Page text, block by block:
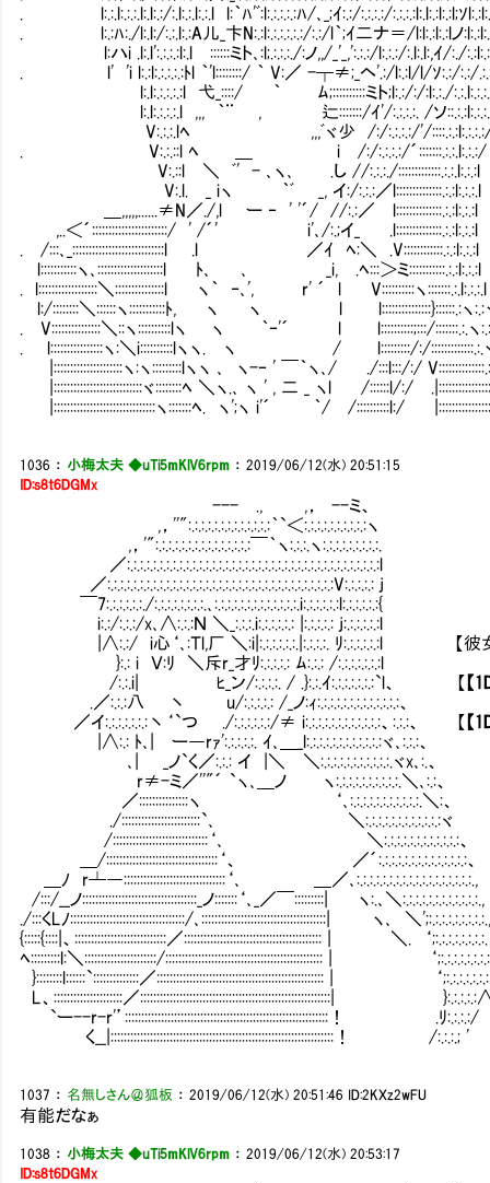
. l:.:.l:.:.:.l:.l:.:/:.l:.:.l:.:.l l:｀ﾊ'ﾞ:l:.:.:.:.:ﾊ/､_;ｲ:.:/:.:.:.:/:.:.:.:l:.l:.:l:.:l;ｿ
. l:.:ﾊ:./l:.l:/:.:.l:.:A儿_卞N:.:l:.:.:.:.:.:/:.:/l｀;ｲ二ナ＝/l:l:.:l:.:lノ
l:ハi .l:.l':.:.:.:l:.lⅥ::::::ミト､:l;.:.:.:./:ノ,,/_'_,':.:.:/l:.:.:/:.l:.l:,ｲ/:./
. l' 'i l:.:l:.:.:.:.:ﾄl ｀'l::::::::/ ｀ V:／ -┬≠;_ヘ'.:/l:.:l/l/ｿ:.:/:.:/
l:.l:.:.:.:.:l 弋_::::/ ｀ ﾑ;::::::::::ミト;l:.:/:/:l:.:./:.:.l:.:.:.:.l
l:.l:.:.:.:.l ,,, ｀¨ , 辷:::::::/ｲ'/:.:.:.:. /ソ
V:.:.:.lﾍ ,,,ﾞヾ少 /:/:.:.:.:/'/
. V:.:.::l ﾍ ＿ i /:/:.:.:.:/´:::::::.:.:.l:.:.:/
V:.::l ＼ ﾞ' - ､ヽ､ .し //:.:.:./:::::::::::::.:.:.l:.:.:l
V:.l. _ iヽ ｀ﾞ _, イ:/:.:.:／l::::::::::::::.:.:l:.:.:.l
＿,,,,,......≠N／./,l ー ‐ ' '´/ //:.:／ l::::::::::::::.:.:l:.:.:l
,..＜´:::::::::::::::::::::::/ ' /´' i'､/:.;イ_ .l::::::::::::::.:.:l:.:.:l
. /:::､_::::::::::::::::::::::::::::l .l ／ｲ ﾍ:＼ .V::::::::::::.:.:l:.:.:l
l:::::::::::ヽ､::::::::::::::::::::l ﾄ､ ､ _i, .ﾍ:::＞ミ:::::::::::.:.:l:.:.:l
. l::::::::::::::::::＼:::::::::::::::l ヽ｀ ‐､', r' ´ l V::::::::::ヽ:::::::.:.l:.:.:.l
l:/::::::::＼::::::ヽ:::::::::::ﾄ, ヽ ヽ l l:::::::::::::::}::::::.:ヽ:.:
. V:::::::::::::::＼::ヽ::::::::::lヽ ヽ ｀‐'´ l l::::::::::;:::/:::::::.:.ヽ:.:
. l::::::::::::::::ヽ:＼i::::::::::lヽヽ. ヽ / l:::::::::/:/:::::::::::::.:.ヽ
|:::::::::::::::::::::ヽ:ヽ:::::::::lヽヽ ､ ヽ-‐ ' ￣｀ヽ､/ ./:::l:::/:/ V::::::::::::::.:
|:::::::::::::::::::::::::::ヾ::::::::ﾍ ＼ヽ.､ ヽ ' , 二 _ ヽl /::::::l/:/
|:::::::::::::::::::::::::::::::ヽ:::::::ﾍ. ヽ';ヽ i'´ ｀/ /::::::::::l:/
1036 ： 小梅太夫 ◆uTi5mKlV6rpm ：2019/06/12(水) 20:51:15
ID:s8t6DGMx
--- ., ,， --ミ、
,，''":.:.:.:.:.:.:.:.:.:.:.:.:｀`＜:.:.:.:.:.:.:.:.:.:ヽ
,，'":.:.:.:.:.:.:.:.:.:.:.:.:.:.:￣｀ヽ:.:.:.ヽ:.:.:.:.:.:.:.:.:.
／:.:.:.:.:.:.:.:.:.:.:.:.:.:.:.:.:.:.:.:.:.:.:.:.:.:.:.:.:.:.:.:.:.:.:.:.:.:.:l
／:.:.:.:.:.:.:.:.:.:.:.:.:.:.:.:.:.:.:.:.:.:.:.:.:.:.:.:.:.:.:.:.:.:.:V:.:.:.:.: j
￣7:.:.:.:.:.:./:.:.:.:.:.:.:.:.､:.:.:.:.:.:.:.:.:.:.:.:.:.i:.:.:.:.:.:l:.:.:.:.:.:{
i:.:/:.:.:/x､∧:.:.:Ｎ ＼_:.:.:.i:.:.:.:.:.: |:.:.:.:.: j:.:.:.:.:.:l
|∧:.:/ i心‘､:Ｔl,厂 ＼:i|:.:.:.:.:.:.|:.:.:.:. ﾘ:.:.:.:.:.:l 【彼女は
}:.: i Ｖ:ﾘ ＼斥r_才ﾘ:.:.:.:.: ﾑ:.:.: /:.:.:.:.:.:.:l
/:.:.i| ﾋ_ン/:.:.:.:. / .}:.:.ｲ:.:.:.:.:.:.:`l、 【 【
.／:.:.:八 丶 u/:.:.:.:.: /_ノ:ｨ:.:.:.:.:.:.:.:.:.:.:.:.:、
／イ:.:.:.:.:.:.:丶‘`つ ./:.:.:.:.:.:/≠ i:.:.:.:.:.:.:.:.:.:.:.:、:.:.:、 【 【
|∧:.: ﾄ､| ー―rｧ':.:.:.:.:. ｲ､＿_l:.:.:.:.:.:.:.:.:.:.:.:ヾ､:.:.:、
､| _ノ`く／:.:.: イ |＼ ＼:.:.:.:.:.:.:.:.:.:.:.ヾx､:.、
r≠-ミ／''"´ `ヽ､＿ノ ヽ:.:.:.:.:.:.:.:.:.:.＼､:.:、
／:::::::::::::::ヽ ‘､:.:.:.:.:.:.:.:.:.:.:.＼:、
./::::::::::::::::::::::::`､ ＼:.:.:.:.:.:.:.:.:.:.:.:ヾ
/:::::::::::::::::::::::::::::‘､ ＼:.:.:.:.:.:.:.:.:.:.:.:、
＿/::::::::::::::::::::::::::::::::::‘、 ／´:.:.:.:.:.:.:.:.:.:.:.:.:.:、
＿ﾉ r┴―:::::::::::::::::::::::::::::::‘､ ＿／､:.:.:.:.:.:.:.:.:.:.:.:.:.:.:.:.:.:.,
/:::/__ノ:::::::::::::::::::::::::::::::::::_ノ:::::::‘､_／￣:::::::::| ヽ:.､＼:.:.:.:.:.:.:.:.:.:.:.:.,
./:::くLﾉ:::::::::::::::::::::::::::::::::::/､::::::::::::::::::::::::::::::::::::::| ヽ､ ＼
{:::::{::::|、::::::::::::::::::::::::::::／:::::::::::::::::::::::::::::::::::::::::: | ＼.
ﾍ:::::::::l:＼::::::::::::::::::::::/:::::::::::::::::::::::::::::::::::::::::::::::: |
}::::::::l::::::`::::::::::::::／::::::::::::::::::::::::::::::::::::::::::::::::::: |
L、:::::::::::::::::::::／::::::::::::::::::::::::::::::::::::::::::::::::::::::::::|
`ー--r-r'’::::::::::::::::::::::::::::::::::::::::::::::::::::::::::::::！ .ﾘ:.:.:.:/
く__|::::::::::::::::::::::::::::::::::::::::::::::::::::::::::::::::::::！ /:.:.:.; '
1037 ： 名無しさん＠狐板 ：2019/06/12(水) 20:51:46 ID:2KXz2wFU
有能だなぁ
1038 ： 小梅太夫 ◆uTi5mKlV6rpm ：2019/06/12(水) 20:53:17
ID:s8t6DGMx